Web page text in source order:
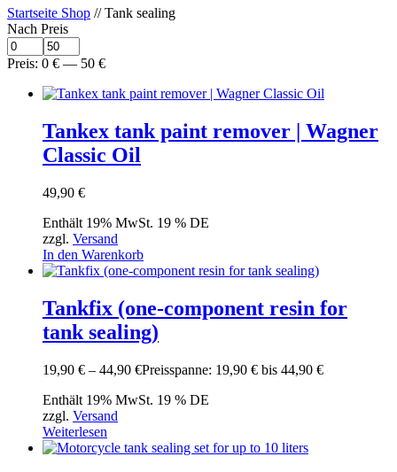
Startseite Shop // Tank sealing
Nach Preis
Preis: 0 € — 50 €
Tankex tank paint remover | Wagner
Classic Oil
49,90 €
Enthält 19% MwSt. 19 % DE
zzgl. Versand
In den Warenkorb
Tankfix (one-component resin for
tank sealing)
19,90 € – 44,90 €Preisspanne: 19,90 € bis 44,90 €
Enthält 19% MwSt. 19 % DE
zzgl. Versand
Weiterlesen